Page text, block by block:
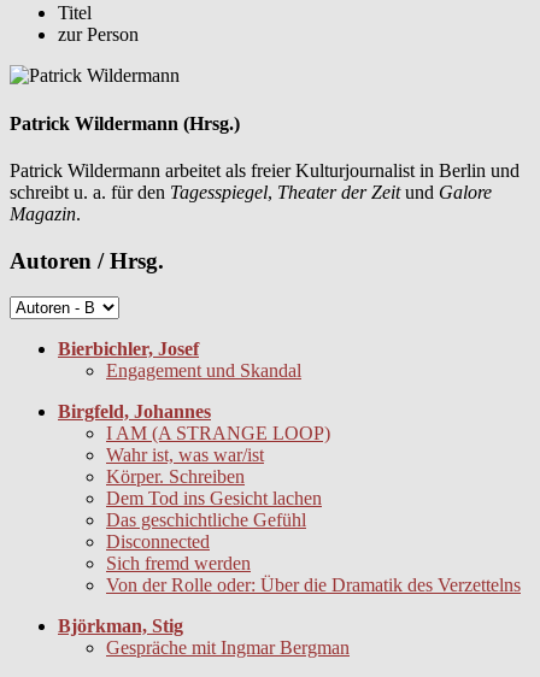
Titel
zur Person
Patrick Wildermann (Hrsg.)
Patrick Wildermann arbeitet als freier Kulturjournalist in Berlin und
schreibt u. a. für den Tagesspiegel, Theater der Zeitund Galore
Magazin.
Autoren / Hrsg.
Bierbichler, Josef
Engagement und Skandal
Birgfeld, Johannes
I AM (A STRANGE LOOP)
Wahr ist, was war/ist
Körper. Schreiben
Dem Tod ins Gesicht lachen
Das geschichtliche Gefühl
Disconnected
Sich fremd werden
Von der Rolle oder: Über die Dramatik des Verzettelns
Björkman, Stig
Gespräche mit Ingmar Bergman